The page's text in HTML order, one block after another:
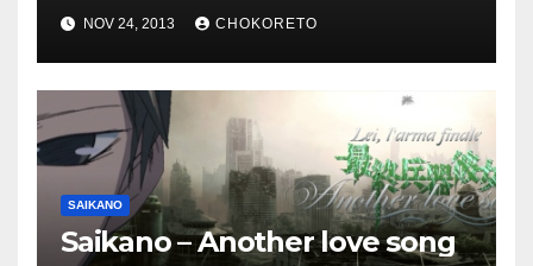
NOV 24, 2013 CHOKORETO
SAIKANO
Saikano – Another love song